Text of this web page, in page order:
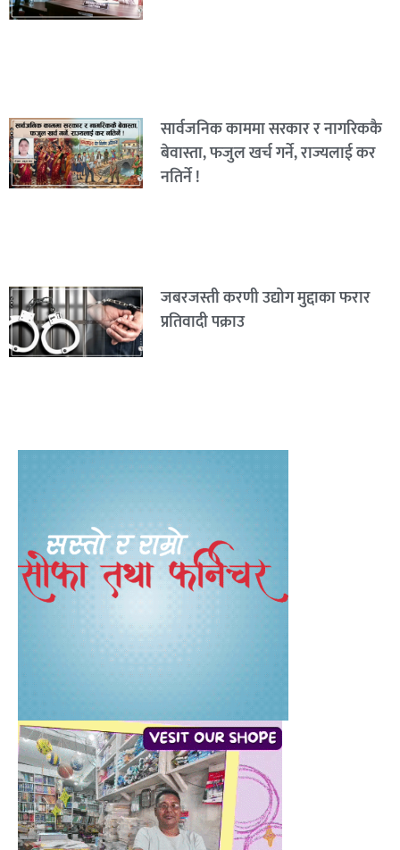
सार्वजनिक काममा सरकार र नागरिककै
बेवास्ता, फजुल खर्च गर्ने, राज्यलाई कर
नतिर्ने !
जबरजस्ती करणी उद्योग मुद्दाका फरार
प्रतिवादी पक्राउ